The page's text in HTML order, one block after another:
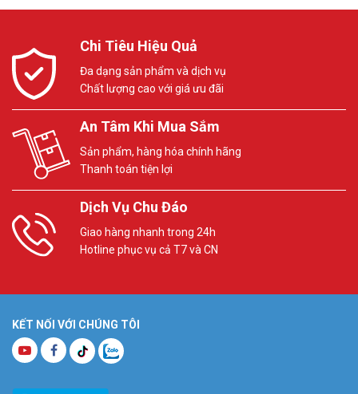
Chi Tiêu Hiệu Quả
Đa dạng sản phẩm và dịch vụ
Chất lượng cao với giá ưu đãi
An Tâm Khi Mua Sắm
Sản phẩm, hàng hóa chính hãng
Thanh toán tiện lợi
Dịch Vụ Chu Đáo
Giao hàng nhanh trong 24h
Hotline phục vụ cả T7 và CN
KẾT NỐI VỚI CHÚNG TÔI